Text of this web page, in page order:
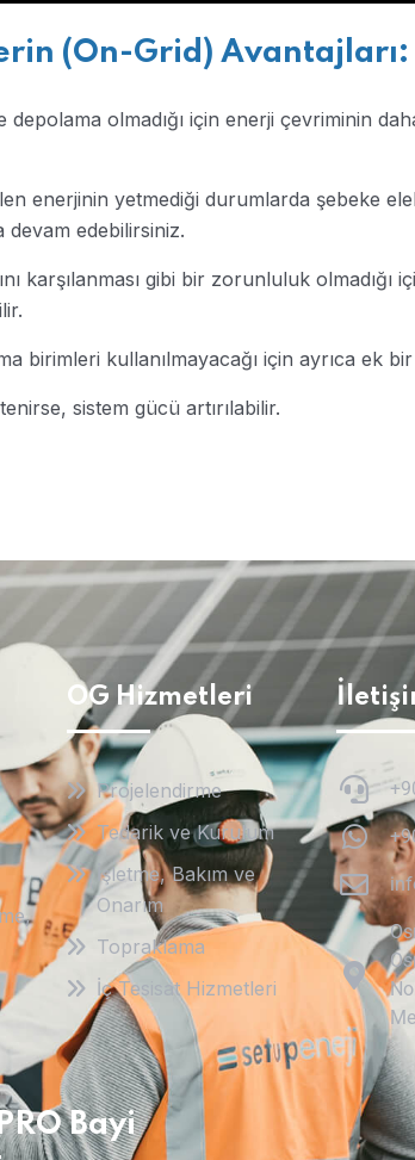
(On-Grid) Avantajları:
olmadığı için enerji çevriminin
enerjinin yetmediği durumlarda şebeke
edebilirsiniz.
karşılanması gibi bir zorunluluk olmadığı
birimleri kullanılmayacağı için ayrıca ek
sistem gücü artırılabilir.
OG Hizmetleri
Projelendirme
Tedarik ve Kurulum
İşletme, Bakım ve
Onarım
Topraklama
İç Tesisat Hizmetleri
Bayi